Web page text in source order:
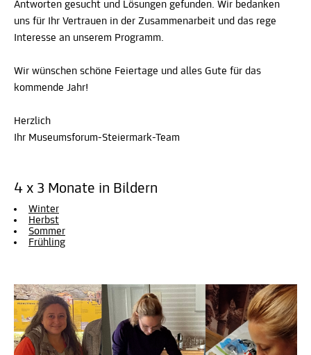
Antworten gesucht und Lösungen gefunden. Wir bedanken
uns für Ihr Vertrauen in der Zusammenarbeit und das rege
Interesse an unserem Programm.
Wir wünschen schöne Feiertage und alles Gute für das
kommende Jahr!
Herzlich
Ihr Museumsforum-Steiermark-Team
4 x 3 Monate in Bildern
Winter
Herbst
Sommer
Frühling